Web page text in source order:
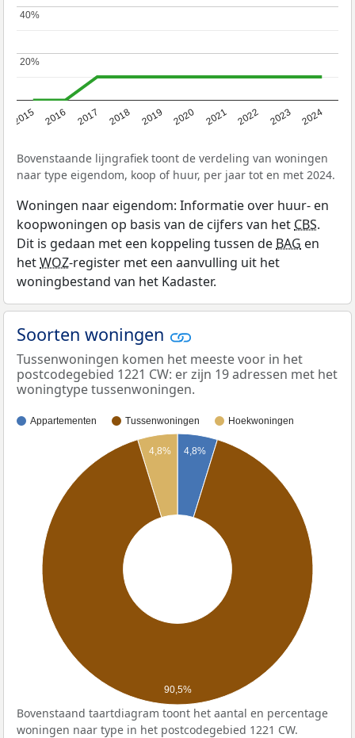
2015 2016 2017 2018 2019 2020 2021 2022 2023 2024
20%
20%
40%
40%
Bovenstaande lijngrafiek toont de verdeling van woningen
naar type eigendom, koop of huur, per jaar tot en met 2024.
Woningen naar eigendom: Informatie over huur- en
koopwoningen op basis van de cijfers van hetCBS.
Dit is gedaan met een koppeling tussen deBAG en
hetWOZ-register met een aanvulling uit het
woningbestand van het Kadaster.
Soorten woningen
Tussenwoningen komen het meeste voor in het
postcodegebied 1221 CW: er zijn 19 adressen met het
woningtype tussenwoningen.
Appartementen Tussenwoningen Hoekwoningen
4,8%
4,8%
90,5%
Bovenstaand taartdiagram toont het aantal en percentage
woningen naar type in het postcodegebied 1221 CW.